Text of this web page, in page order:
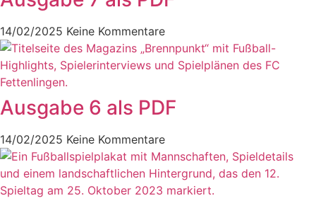
14/02/2025 Keine Kommentare
Ausgabe 6 als PDF
14/02/2025 Keine Kommentare